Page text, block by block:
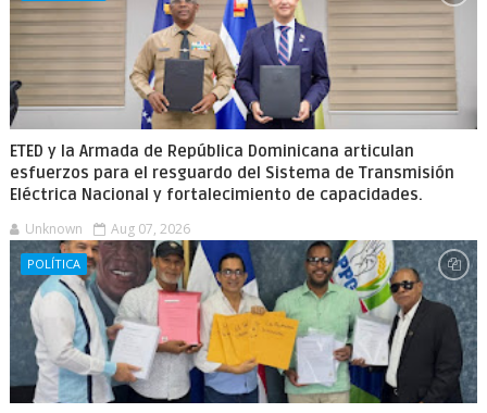
ETED y la Armada de República Dominicana articulan
esfuerzos para el resguardo del Sistema de Transmisión
Eléctrica Nacional y fortalecimiento de capacidades.
Unknown Aug 07, 2026
POLÍTICA